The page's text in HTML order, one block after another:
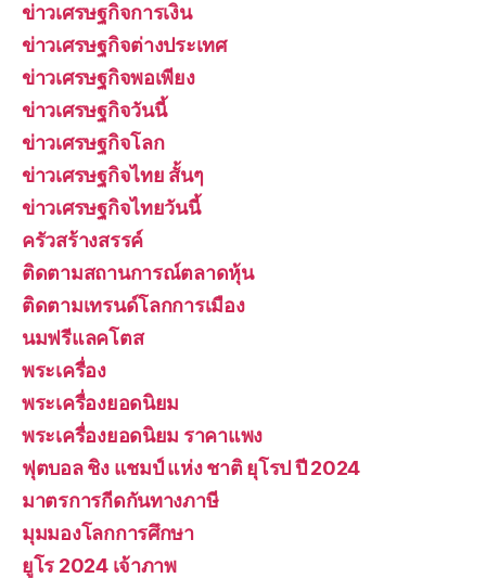
ข่าวเศรษฐกิจการเงิน
ข่าวเศรษฐกิจต่างประเทศ
ข่าวเศรษฐกิจพอเพียง
ข่าวเศรษฐกิจวันนี้
ข่าวเศรษฐกิจโลก
ข่าวเศรษฐกิจไทย สั้นๆ
ข่าวเศรษฐกิจไทยวันนี้
ครัวสร้างสรรค์
ติดตามสถานการณ์ตลาดหุ้น
ติดตามเทรนด์โลกการเมือง
นมฟรีแลคโตส
พระเครื่อง
พระเครื่องยอดนิยม
พระเครื่องยอดนิยม ราคาแพง
ฟุตบอล ชิง แชมป์ แห่ง ชาติ ยุโรป ปี 2024
มาตรการกีดกันทางภาษี
มุมมองโลกการศึกษา
ยูโร 2024 เจ้าภาพ